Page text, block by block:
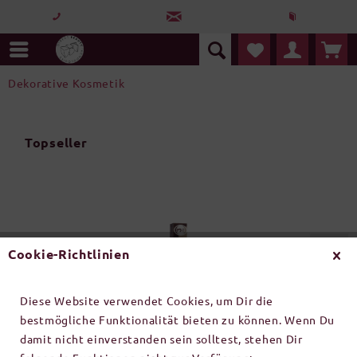
Dekorative Kosmetik
Topseller
RefectoCil Augenbrauen...
REFECTO CIL
Cookie-Richtlinien
Diese Website verwendet Cookies, um Dir die
bestmögliche Funktionalität bieten zu können. Wenn Du
damit nicht einverstanden sein solltest, stehen Dir